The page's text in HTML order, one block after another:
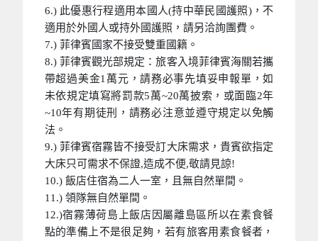
6.) 此優惠行程適用本國人(持中華民國護照)，不
適用於外國人或持外國護照，請另洽詢團費。
7.) 菲律賓國家不接受雙重國籍。
8.) 菲律賓觀光部規定：旅客入境菲律賓海關若攜
帶超過美金1萬元，請務必事先填妥申報單，如
未依規定填寫將罰款5萬~20萬披索，或面臨2年
~10年有期徒刑，請務必注意並遵守規定以免觸
法。
9.) 菲律賓宿霧皆不接受訂大床需求，貴賓欲指定
大床只可需求不保證,造成不便,敬請見諒!
10.) 飯店住宿為二人一室，且無自然單間。
11.) 領隊無自然單間。
12.)宿霧薄荷島上飯店因屬離島區所以在素食餐
點的準備上不是很足夠，若有旅客用素食餐者，